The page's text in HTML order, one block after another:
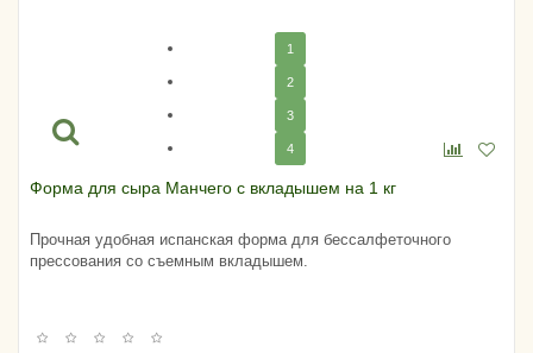
1
2
3
4
Форма для сыра Манчего с вкладышем на 1 кг
Прочная удобная испанская форма для бессалфеточного
прессования со съемным вкладышем.